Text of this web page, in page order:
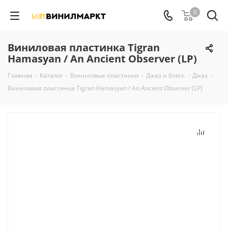
0
Виниловая пластинка Tigran
Hamasyan / An Ancient Observer (LP)
Главная - Каталог - Виниловые пластинки - Джаз и блюз. - Джаз -
Виниловая пластинка Tigran Hamasyan / An Ancient Observer (LP)